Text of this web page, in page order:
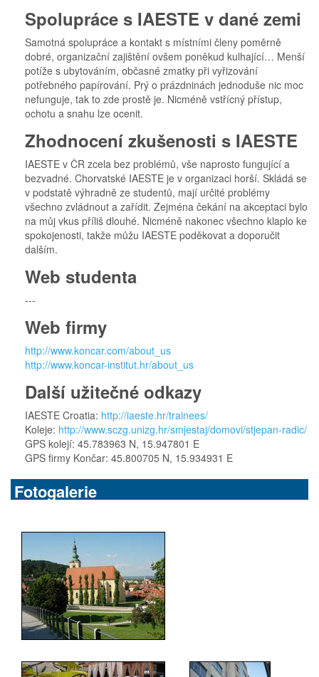
Spolupráce s IAESTE v dané zemi
Samotná spolupráce a kontakt s místními členy poměrně
dobré, organizační zajištění ovšem poněkud kulhající… Menší
potíže s ubytováním, občasné zmatky při vyřizování
potřebného papírování. Prý o prázdninách jednoduše nic moc
nefunguje, tak to zde prostě je. Nicméně vstřícný přístup,
ochotu a snahu lze ocenit.
Zhodnocení zkušenosti s IAESTE
IAESTE v ČR zcela bez problémů, vše naprosto fungující a
bezvadné. Chorvatské IAESTE je v organizaci horší. Skládá se
v podstatě výhradně ze studentů, mají určité problémy
všechno zvládnout a zařídit. Zejména čekání na akceptaci bylo
na můj vkus příliš dlouhé. Nicméně nakonec všechno klaplo ke
spokojenosti, takže můžu IAESTE poděkovat a doporučit
dalším.
Web studenta
---
Web firmy
http://www.koncar.com/about_us
http://www.koncar-institut.hr/about_us
Další užitečné odkazy
IAESTE Croatia: http://iaeste.hr/trainees/
Koleje: http://www.sczg.unizg.hr/smjestaj/domovi/stjepan-radic/
GPS kolejí: 45.783963 N, 15.947801 E
GPS firmy Končar: 45.800705 N, 15.934931 E
Fotogalerie